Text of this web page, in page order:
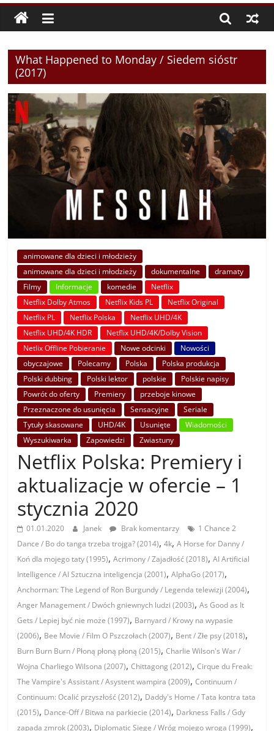
What Happened to Monday / Siedem sióstr
(2017)
animowane dla dzieci i młodzieży
animowane dla dzieci i młodzieży
dokumentalne
dramaty
Filmy
Informacje komedie
Netflix
Netflix Dolby Atmos
Netflix Kids PL
Netflix Original
Netflix PL
Netflix Polska
Netflix UHD/4K
Netflix UHD/4K HDR
Netflix UHD/4K/Dolby Vision
Netlix Offline Pobieranie
Nowe odcinki
Nowości
obyczajowe
Polecamy Polska
Polska produkcja
Polski dubbing
Polski lektor polskie
Polskie napisy
Powrót do oferty
Premiery
przeboje kinowe
Przeznaczone do usunięcia
Sensacyjne
Seriale
Tytuły skasowane
UHD/4K Usunięte
Wiadomości
Wyszukiwarka
Zapowiedzi Zwiastuny
Netflix Polska: Premiery i
aktualizacje w ofercie – 1
stycznia 2020
01.01.2020 Janek Brak komentarzy
1 Chance 2
Dance / Bo do tanga trzeba trojga? (2014),4k,A Horse for Danny /
Koń dla mojego taty (1995),Acrimony / Zajadłość (2018),AI Artificial
Intelligence / AI Sztuczna inteligencja (2001),AlphaGo (2017),
Anchorman: The Legend of Ron Burgundy / Legenda telewizji (2004),
Anger Management / Dwóch gniewnych ludzi (2003),As Good as It
Gets / Lepiej być nie może (1997), Barnyard / Krowy na wypasie
(2006), Bee Movie / Film O Pszczołach (2007), Bent / Złe psy (2018),
Burn Burn Burn / Płoną płoną płoną (2015),Charlie Wilson's War /
Wojna Charliego Wilsona (2007),Chittagong (2012),Cirque du Freak:
The Vampire's Assistant / Asystent wampira (2009),Continuum /
Continuum: Ocalić przyszłość (2012), Daddy's Home / Tata kontra tata
(2015), Dance-Off / Bitwa na parkiecie (2014), Darkness Falls / Gdy
zapada zmrok (2003), Diplomatic Siege / Wróg mojego wroga (1999),